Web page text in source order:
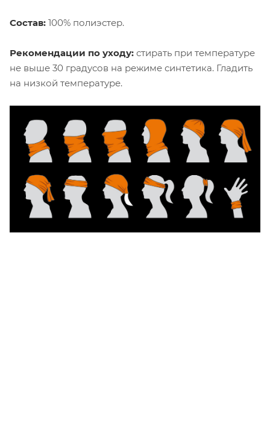
Состав: 100% полиэстер.
Рекомендации по уходу: стирать при температуре
не выше 30 градусов на режиме синтетика. Гладить
на низкой температуре.